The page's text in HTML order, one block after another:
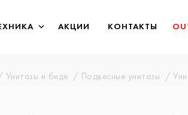
АКЦИИ КОНТАКТЫ
Унитазы и биде Подвесные унитазы